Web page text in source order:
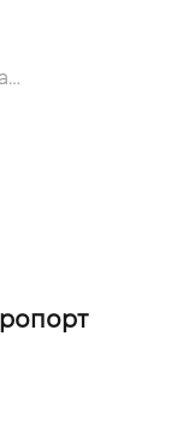
08131, Киевская обл., с. Софиевская Борщаговка, ул. Большая Кольцевая, 60